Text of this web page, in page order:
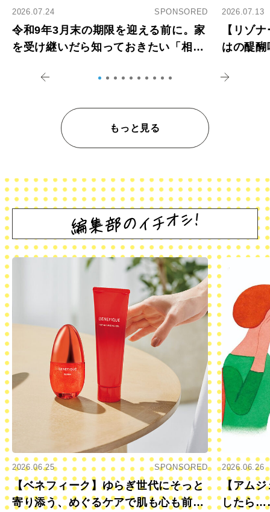
2026.07.24 SPONSORED
令和9年3月末の期限を迎える前に。家
を受け継いだら知っておきたい「相続
2026.07.13
【リゾ
はの醍
もっと見る
2026.06.25 SPONSORED
【ベネフィーク】ゆらぎ世代にそっと
寄り添う、めぐるケアで肌も心も前向
2026.06.26
【アムジ
したら